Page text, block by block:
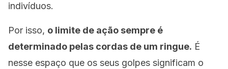
indivíduos.
Por isso, o limite de ação sempre é
determinado pelas cordas de um ringue. É
nesse espaço que os seus golpes significam o